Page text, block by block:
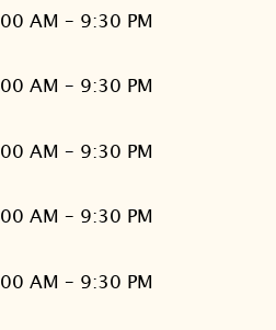
AM – 9:30 PM
AM – 9:30 PM
AM – 9:30 PM
AM – 9:30 PM
AM – 9:30 PM